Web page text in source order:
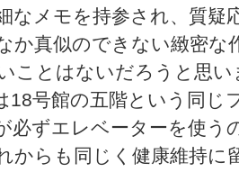
なメモを持参され、質疑
か真似のできない緻密な
ことはないだろうと思い
号館の五階という同じ
必ずエレベーターを使う
からも同じく健康維持に